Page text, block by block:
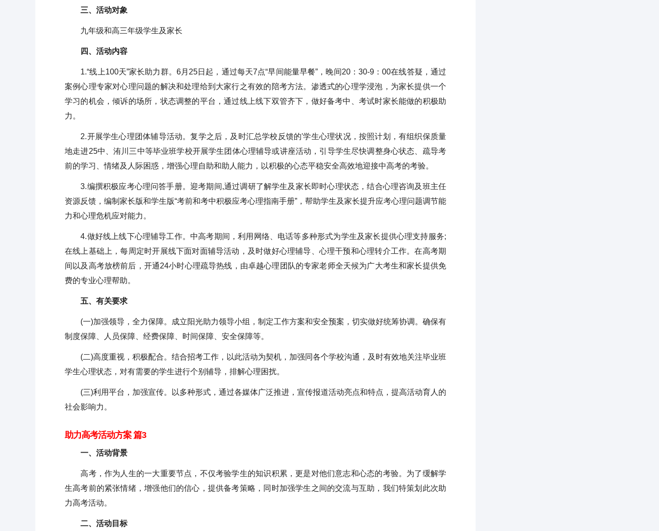
三、活动对象
九年级和高三年级学生及家长
四、活动内容
1.“线上100天”家长助力群。6月25日起，通过每天7点“早间能量早餐”，晚间20：30-9：00在线答疑，通过
案例心理专家对心理问题的解决和处理给到大家行之有效的陪考方法。渗透式的心理学浸泡，为家长提供一个
学习的机会，倾诉的场所，状态调整的平台，通过线上线下双管齐下，做好备考中、考试时家长能做的积极助
力。
2.开展学生心理团体辅导活动。复学之后，及时汇总学校反馈的'学生心理状况，按照计划，有组织保质量
地走进25中、洧川三中等毕业班学校开展学生团体心理辅导或讲座活动，引导学生尽快调整身心状态、疏导考
前的学习、情绪及人际困惑，增强心理自助和助人能力，以积极的心态平稳安全高效地迎接中高考的考验。
3.编撰积极应考心理问答手册。迎考期间,通过调研了解学生及家长即时心理状态，结合心理咨询及班主任
资源反馈，编制家长版和学生版“考前和考中积极应考心理指南手册”，帮助学生及家长提升应考心理问题调节能
力和心理危机应对能力。
4.做好线上线下心理辅导工作。中高考期间，利用网络、电话等多种形式为学生及家长提供心理支持服务;
在线上基础上，每周定时开展线下面对面辅导活动，及时做好心理辅导、心理干预和心理转介工作。在高考期
间以及高考放榜前后，开通24小时心理疏导热线，由卓越心理团队的专家老师全天候为广大考生和家长提供免
费的专业心理帮助。
五、有关要求
(一)加强领导，全力保障。成立阳光助力领导小组，制定工作方案和安全预案，切实做好统筹协调。确保有
制度保障、人员保障、经费保障、时间保障、安全保障等。
(二)高度重视，积极配合。结合招考工作，以此活动为契机，加强同各个学校沟通，及时有效地关注毕业班
学生心理状态，对有需要的学生进行个别辅导，排解心理困扰。
(三)利用平台，加强宣传。以多种形式，通过各媒体广泛推进，宣传报道活动亮点和特点，提高活动育人的
社会影响力。
助力高考活动方案 篇3
一、活动背景
高考，作为人生的一大重要节点，不仅考验学生的知识积累，更是对他们意志和心态的考验。为了缓解学
生高考前的紧张情绪，增强他们的信心，提供备考策略，同时加强学生之间的交流与互助，我们特策划此次助
力高考活动。
二、活动目标